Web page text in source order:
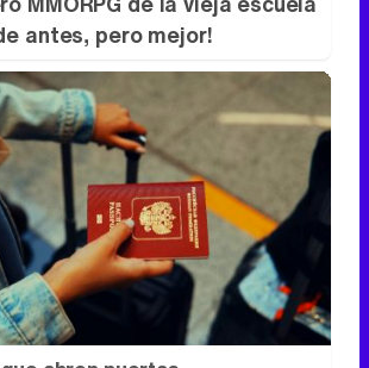
abren puertas
más poderosos del
el tuyo?